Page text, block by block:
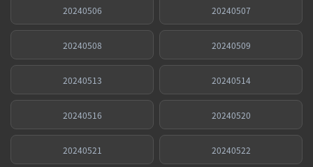
20240506 20240507
20240508 20240509
20240513 20240514
20240516 20240520
20240521 20240522